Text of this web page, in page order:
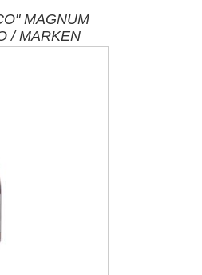
MAGNUM
FONTEZOPPA IGT BIO / MARKEN